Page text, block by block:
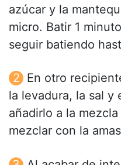
azúcar y la
micro. Batir 1
seguir batiendo
En otro
la levadura, la sal y
añadirlo a la
mezclar con la